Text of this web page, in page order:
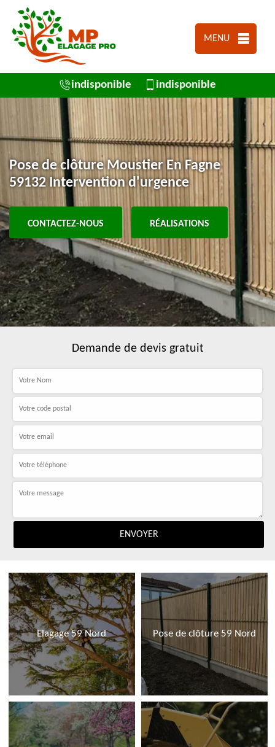
MENU
indisponible indisponible
Pose de clôture Moustier En Fagne
59132 Intervention d'urgence
CONTACTEZ-NOUS RÉALISATIONS
Demande de devis gratuit
Elagage 59 Nord Pose de clôture 59 Nord